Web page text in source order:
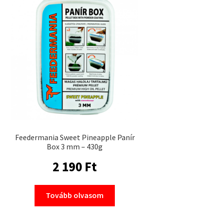
Feedermania Sweet Pineapple Panír
Box 3 mm – 430g
2 190 Ft
Tovább olvasom